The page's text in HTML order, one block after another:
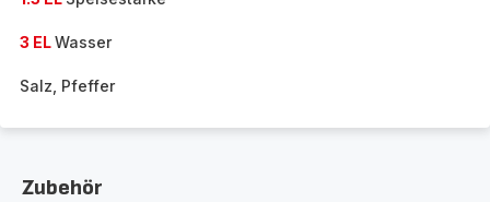
3 ELWasser
Salz, Pfeffer
Zubehör